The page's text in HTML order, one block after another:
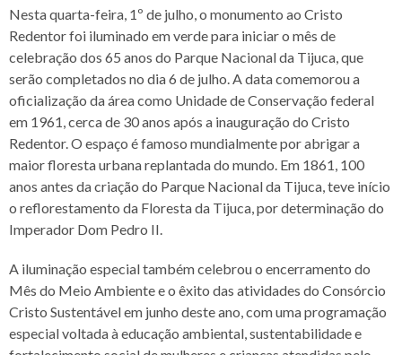
Nesta quarta-feira, 1º de julho, o monumento ao Cristo
Redentor foi iluminado em verde para iniciar o mês de
celebração dos 65 anos do Parque Nacional da Tijuca, que
serão completados no dia 6 de julho. A data comemorou a
oficialização da área como Unidade de Conservação federal
em 1961, cerca de 30 anos após a inauguração do Cristo
Redentor. O espaço é famoso mundialmente por abrigar a
maior floresta urbana replantada do mundo. Em 1861, 100
anos antes da criação do Parque Nacional da Tijuca, teve início
o reflorestamento da Floresta da Tijuca, por determinação do
Imperador Dom Pedro II.
A iluminação especial também celebrou o encerramento do
Mês do Meio Ambiente e o êxito das atividades do Consórcio
Cristo Sustentável em junho deste ano, com uma programação
especial voltada à educação ambiental, sustentabilidade e